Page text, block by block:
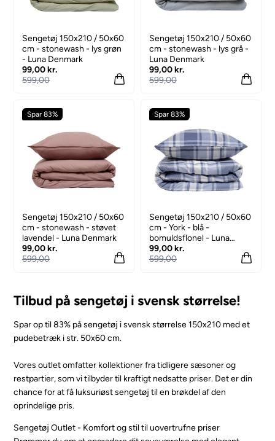
Sengetøj 150x210 / 50x60
cm - stonewash - lys grøn
- Luna Denmark
99,00 kr.
599,00
Sengetøj 150x210 / 50x60
cm - stonewash - lys grå -
Luna Denmark
99,00 kr.
599,00
Spar 83%
Sengetøj 150x210 / 50x60
cm - stonewash - støvet
lavendel - Luna Denmark
99,00 kr.
599,00
Spar 83%
Sengetøj 150x210 / 50x60
cm - York - blå -
bomuldsflonel - Luna
Denmark
99,00 kr.
599,00
Tilbud på sengetøj i svensk størrelse!
Spar op til 83% på sengetøj i svensk størrelse 150x210 med et
pudebetræk i str. 50x60 cm.
Vores outlet omfatter kollektioner fra tidligere sæsoner og
restpartier, som vi tilbyder til kraftigt nedsatte priser. Det er din
chance for at få luksuriøst sengetøj til en brøkdel af den
oprindelige pris.
Sengetøj Outlet - Komfort og stil til uovertrufne priser